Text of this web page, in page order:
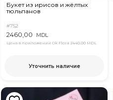
Букет из ирисов и жёлтых
тюльпанов
#752
2460,00 MDL
Цена в приложении Ok Flora 2440,00 MDL
Уточнить наличие